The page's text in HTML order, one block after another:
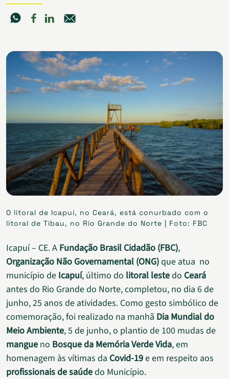
O litoral de Icapuí, no Ceará, está conurbado com o
litoral de Tibau, no Rio Grande do Norte | Foto: FBC
Icapuí – CE. A Fundação Brasil Cidadão (FBC),
Organização Não Governamental (ONG)que atua no
município de Icapuí, último do litoral lestedo Ceará
antes do Rio Grande do Norte, completou, no dia 6 de
junho, 25 anos de atividades. Como gesto simbólico de
comemoração, foi realizado na manhã Dia Mundial do
Meio Ambiente, 5 de junho, o plantio de 100 mudas de
mangue no Bosque da Memória Verde Vida, em
homenagem às vítimas da Covid-19e em respeito aos
profissionais de saúdedo Município.